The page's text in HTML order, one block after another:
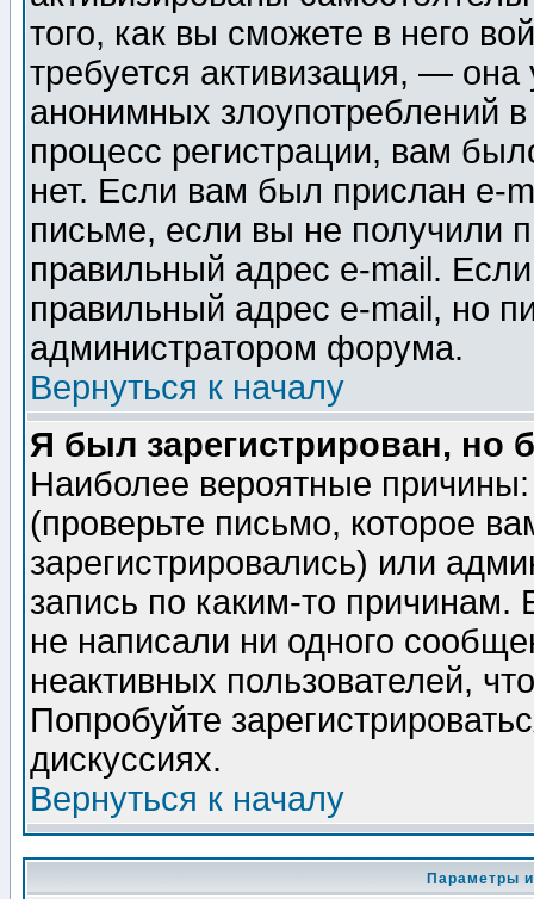
того, как вы сможете в него
требуется активизация, —
анонимных злоупотреблений
процесс регистрации, вам
нет. Если вам был прислан e-
письме, если вы не получили
правильный адрес e-mail.
правильный адрес e-mail, но
администратором форума.
Вернуться к началу
Я был зарегистрирован, но
Наиболее вероятные
(проверьте письмо, которое
зарегистрировались) или
запись по каким-то
не написали ни одного
неактивных пользователей,
Попробуйте
дискуссиях.
Вернуться к началу
Параметры